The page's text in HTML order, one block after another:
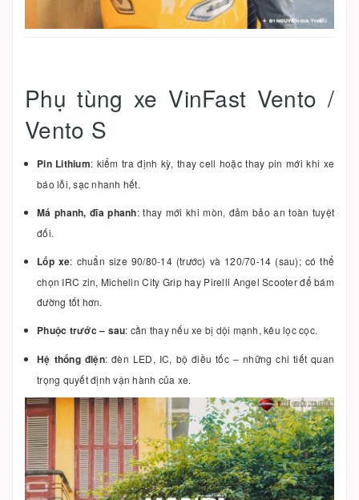
Phụ tùng xe VinFast Vento /
Vento S
Pin Lithium: kiểm tra định kỳ, thay cell hoặc thay pin mới khi xe
báo lỗi, sạc nhanh hết.
Má phanh, đĩa phanh: thay mới khi mòn, đảm bảo an toàn tuyệt
đối.
Lốp xe: chuẩn size 90/80-14 (trước) và 120/70-14 (sau); có thể
chọn IRC zin, Michelin City Grip hay Pirelli Angel Scooter để bám
đường tốt hơn.
Phuộc trước – sau: cần thay nếu xe bị dội mạnh, kêu lọc cọc.
Hệ thống điện: đèn LED, IC, bộ điều tốc – những chi tiết quan
trọng quyết định vận hành của xe.